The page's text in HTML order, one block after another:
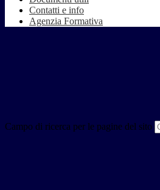
Contatti e info
Agenzia Formativa
Campo di ricerca per le pagine del sito